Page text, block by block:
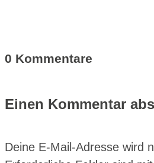
0 Kommentare
Einen Kommentar
Deine E-Mail-Adresse wird